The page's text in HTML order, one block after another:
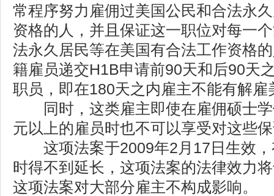
常程序努力雇佣过美国公民和合法永
资格的人，并且保证这一职位对每一
法永久居民等在美国有合法工作资格
籍雇员递交H1B申请前90天和后90天
职员，即在180天之内雇主不能有解
同时，这类雇主即使在雇佣硕士学
元以上的雇员时也不可以享受对这些
这项法案于2009年2月17日生效，
时得不到延长，这项法案的法律效力
这项法案对大部分雇主不构成影响。